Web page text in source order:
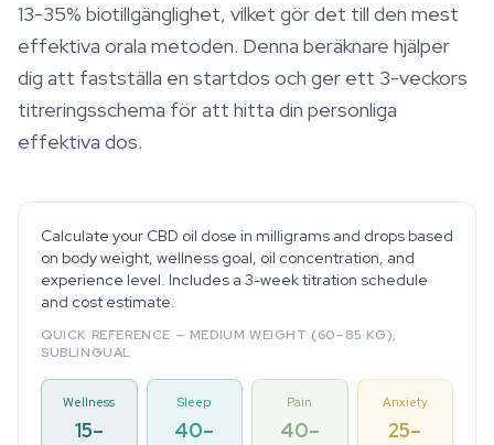
13-35% biotillgänglighet, vilket gör det till den mest
effektiva orala metoden. Denna beräknare hjälper
dig att fastställa en startdos och ger ett 3-veckors
titreringsschema för att hitta din personliga
effektiva dos.
Calculate your CBD oil dose in milligrams and drops based
on body weight, wellness goal, oil concentration, and
experience level. Includes a 3-week titration schedule
and cost estimate.
QUICK REFERENCE — MEDIUM WEIGHT (60–85 KG),
SUBLINGUAL
Wellness
15–
Sleep
40–
Pain
40–
Anxiety
25–